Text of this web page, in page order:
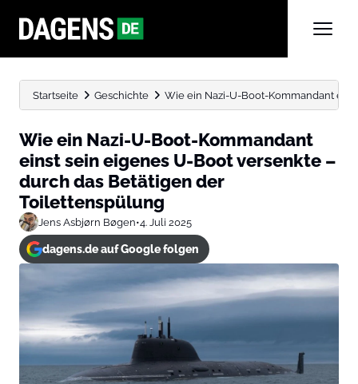
Startseite Geschichte Wie ein Nazi-U-Boot-Kommandant
Wie ein Nazi-U-Boot-Kommandant
einst sein eigenes U-Boot versenkte –
durch das Betätigen der
Toilettenspülung
Jens Asbjørn Bøgen•4. Juli 2025
dagens.de auf Google folgen